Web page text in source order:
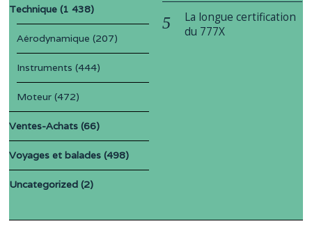
Technique (1 438)
Aérodynamique (207)
Instruments (444)
Moteur (472)
Ventes-Achats (66)
Voyages et balades (498)
Uncategorized (2)
La longue certification
du 777X